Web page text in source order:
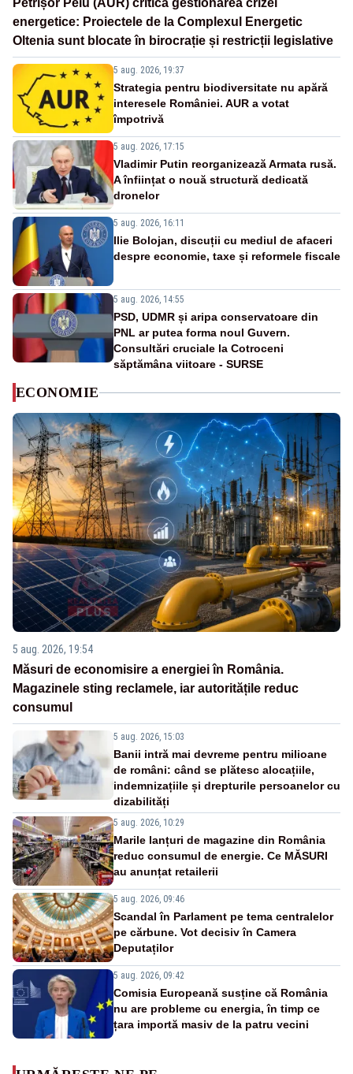
Petrișor Peiu (AUR) critică gestionarea crizei
energetice: Proiectele de la Complexul Energetic
Oltenia sunt blocate în birocrație și restricții legislative
5 aug. 2026, 19:37
Strategia pentru biodiversitate nu apără
interesele României. AUR a votat
împotrivă
5 aug. 2026, 17:15
Vladimir Putin reorganizează Armata rusă.
A înființat o nouă structură dedicată
dronelor
5 aug. 2026, 16:11
Ilie Bolojan, discuții cu mediul de afaceri
despre economie, taxe și reformele fiscale
5 aug. 2026, 14:55
PSD, UDMR și aripa conservatoare din
PNL ar putea forma noul Guvern.
Consultări cruciale la Cotroceni
săptămâna viitoare - SURSE
ECONOMIE
5 aug. 2026, 19:54
Măsuri de economisire a energiei în România.
Magazinele sting reclamele, iar autoritățile reduc
consumul
5 aug. 2026, 15:03
Banii intră mai devreme pentru milioane
de români: când se plătesc alocațiile,
indemnizațiile și drepturile persoanelor cu
dizabilități
5 aug. 2026, 10:29
Marile lanțuri de magazine din România
reduc consumul de energie. Ce MĂSURI
au anunțat retailerii
5 aug. 2026, 09:46
Scandal în Parlament pe tema centralelor
pe cărbune. Vot decisiv în Camera
Deputaților
5 aug. 2026, 09:42
Comisia Europeană susține că România
nu are probleme cu energia, în timp ce
țara importă masiv de la patru vecini